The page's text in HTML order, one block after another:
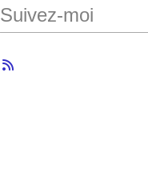
Suivez-moi